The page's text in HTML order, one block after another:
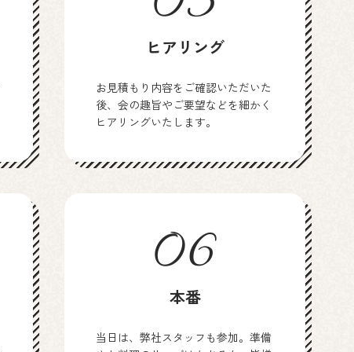
ヒアリング
お見積もり内容をご確認いただいた
後、会の趣旨やご要望などを細かく
ヒアリングいたします。
06
本番
当日は、弊社スタッフも参加。準備